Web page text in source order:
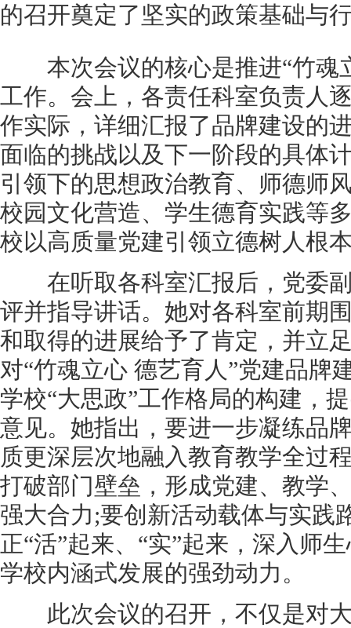
的召开奠定了坚实的政策基础与
本次会议的核心是推进“竹魂
工作。会上，各责任科室负责人
作实际，详细汇报了品牌建设的
面临的挑战以及下一阶段的具体
引领下的思想政治教育、师德师
校园文化营造、学生德育实践等
校以高质量党建引领立德树人根
在听取各科室汇报后，党委副
评并指导讲话。她对各科室前期
和取得的进展给予了肯定，并立
对“竹魂立心 德艺育人”党建品牌
学校“大思政”工作格局的构建，
意见。她指出，要进一步凝练品
质更深层次地融入教育教学全过
打破部门壁垒，形成党建、教学
强大合力;要创新活动载体与实践
正“活”起来、“实”起来，深入师
学校内涵式发展的强劲动力。
此次会议的召开，不仅是对大